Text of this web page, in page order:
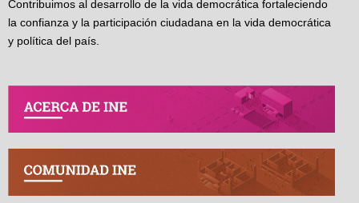
Contribuimos al desarrollo de la vida democrática fortaleciendo
la confianza y la participación ciudadana en la vida democrática
y política del país.